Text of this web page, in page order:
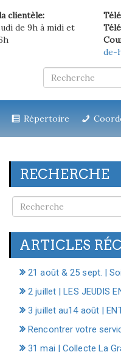
clientèle:
de 9h à midi et
de-
Répertoire
RECHERCHE
ARTICLES
21 août & 25 sept. |
2 juillet | LES JEUDIS
3 juillet au14 août |
Rencontrer votre
31 mai | Collecte La